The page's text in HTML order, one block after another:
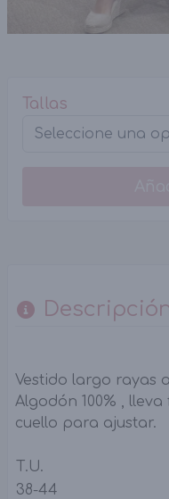
Tallas
Vestido largo rayas
Algodón 100% ,
cuello para ajustar.
T.U.
38-44